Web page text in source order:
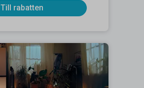
Till rabatten